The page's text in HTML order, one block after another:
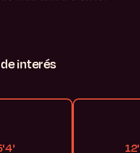
deinterés
4' 12'